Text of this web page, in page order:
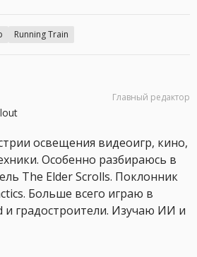
Running Train
Главный редактор
освещения видеоигр, кино,
Особенно разбираюсь в
The Elder Scrolls. Поклонник
Больше всего играю в
и градостроители. Изучаю ИИ и